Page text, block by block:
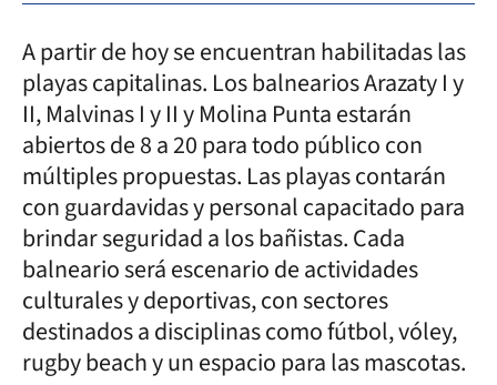
A partir de hoy se encuentran habilitadas las
playas capitalinas. Los balnearios Arazaty I y
II, Malvinas I y II y Molina Punta estarán
abiertos de 8 a 20 para todo público con
múltiples propuestas. Las playas contarán
con guardavidas y personal capacitado para
brindar seguridad a los bañistas. Cada
balneario será escenario de actividades
culturales y deportivas, con sectores
destinados a disciplinas como fútbol, vóley,
rugby beach y un espacio para las mascotas.